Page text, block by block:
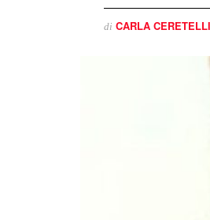
di CARLA CERETELLI